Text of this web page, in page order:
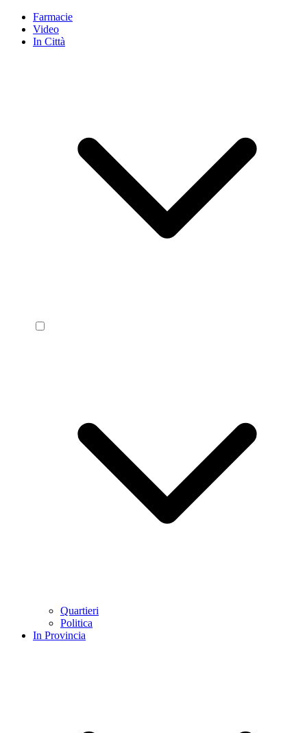
Farmacie
Video
In Città
Quartieri
Politica
In Provincia